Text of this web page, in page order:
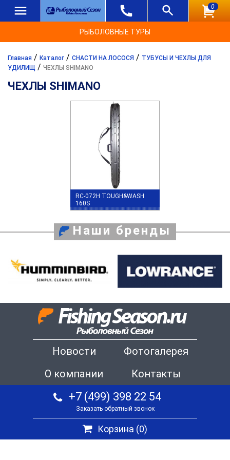
0
РЫБОЛОВНЫЕ ТУРЫ
Главная / Каталог / СНАСТИ НА ЛОСОСЯ / ТУБУСЫ И ЧЕХЛЫ ДЛЯ
УДИЛИЩ / ЧЕХЛЫ SHIMANO
ЧЕХЛЫ SHIMANO
RC-072H TOUGH&WASH
160S
Наши бренды
Новости
Фотогалерея
О компании
Контакты
+7 (499) 398 22 54
Заказать обратный звонок
Корзина (0)